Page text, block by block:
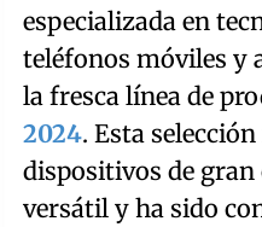
especializada en
teléfonos móviles y
la fresca línea de
2024. Esta
dispositivos de gran
versátil y ha sido